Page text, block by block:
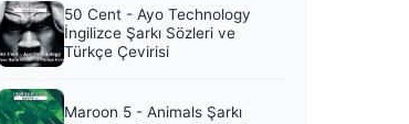
50 Cent - Ayo Technology
İngilizce Şarkı Sözleri ve
Türkçe Çevirisi
Maroon 5 - Animals Şarkı